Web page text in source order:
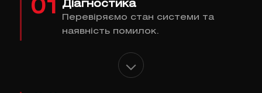
01 Діагностика
Перевіряємо стан системи та
наявність помилок.